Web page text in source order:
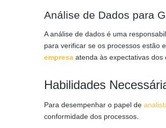
Análise de Dados para
A análise de dados é uma
para verificar se os processos estão
empresa atenda às expectativas dos
Habilidades
Para desempenhar o papel de
conformidade dos processos.